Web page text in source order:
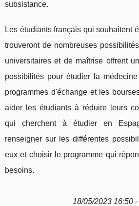
subsistance.
Les étudiants français qui souhaitent
trouveront de nombreuses
universitaires et de maîtrise offrent
possibilités pour étudier la
programmes d'échange et les
aider les étudiants à réduire leurs
qui cherchent à étudier en
renseigner sur les différentes
eux et choisir le programme qui
besoins.
18/05/2023 16:50